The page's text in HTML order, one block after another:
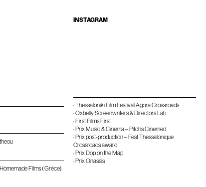
INSTAGRAM
Films ( Grèce)
· Thessaloniki Film Festival Agora Crossroads
· Oxbelly Screenwriters & Directors Lab
· First Films First
· Prix Music & Cinema – Pitchs Cinemed
· Prix post-production – Fest Thessalonique
Crossroads award
· Prix Dop on the Map
· Prix Onassis